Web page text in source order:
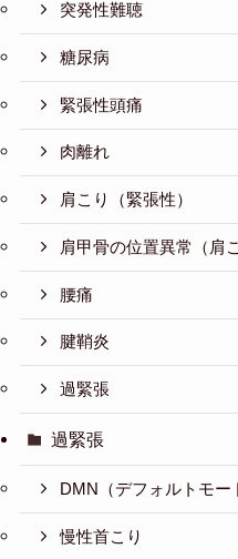
突発性難聴
糖尿病
緊張性頭痛
肉離れ
肩こり（緊張性）
肩甲骨の位置異常（肩
腰痛
腱鞘炎
過緊張
過緊張
DMN（デフォルトモー
慢性首こり